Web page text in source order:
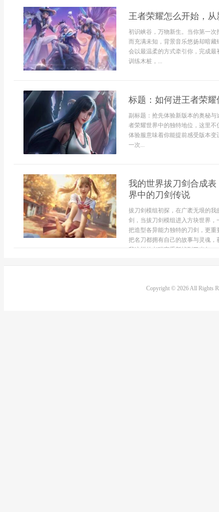
王者荣耀怎么开始，
初识峡谷，万物新生。当你第一
而充满未知，背景音乐悠扬却暗
会以最温柔的方式牵引你，完成
训练木桩，...
标题：如何进王者荣
副标题：抢先体验新版本的奥秘
者荣耀世界中的独特地位，这里
体验服意味着你能提前感受版本
一次...
我的世界拔刀剑合成
界中的刀剑传说
拔刀剑模组初探，在广袤无垠的
剑，当拔刀剑模组进入方块世界
把造型各异能力独特的刀剑，更
把名刀都拥有自己的故事与灵魂
我这样的老玩家重新找到了当年...
Copyright © 2026 All Rights